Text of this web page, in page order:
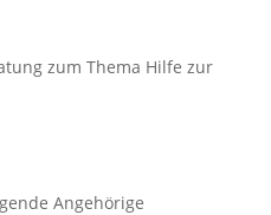
zum Thema Hilfe zur
Angehörige